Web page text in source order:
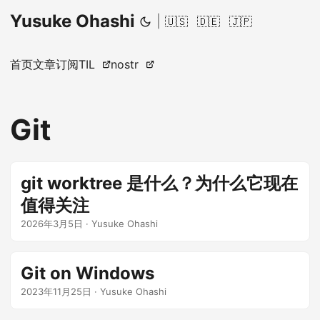
Yusuke Ohashi 🇺🇸 🇩🇪 🇯🇵
首页文章订阅TIL nostr
Git
git worktree 是什么？为什么它现在
值得关注
2026年3月5日 · Yusuke Ohashi
Git on Windows
2023年11月25日 · Yusuke Ohashi